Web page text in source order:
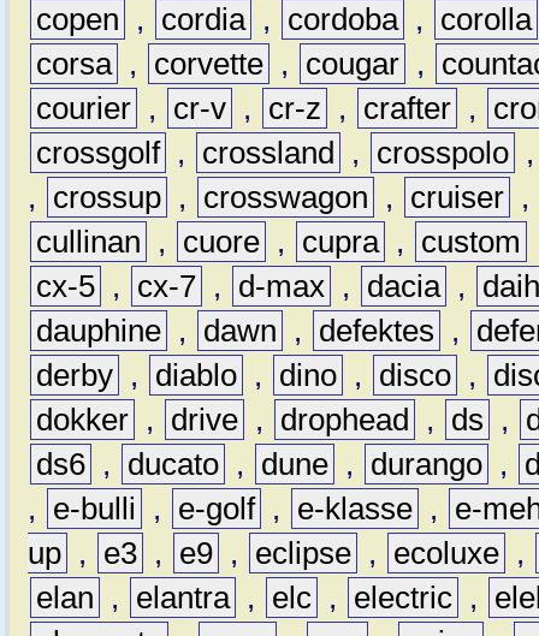
copen
, cordia , cordoba ,
corolla
corsa , corvette , cougar ,
courier , cr-v , cr-z , crafter ,
crossgolf , crossland , crosspolo
,
crossup , crosswagon , cruiser ,
cullinan
, cuore , cupra , custom
cx-5 , cx-7 , d-max , dacia ,
dauphine , dawn , defektes ,
derby , diablo , dino , disco ,
dokker , drive , drophead , ds ,
ds6 , ducato , dune , durango ,
,
e-bulli , e-golf , e-klasse ,
e-
up , e3 , e9 , eclipse , ecoluxe ,
elan
, elantra , elc , electric ,